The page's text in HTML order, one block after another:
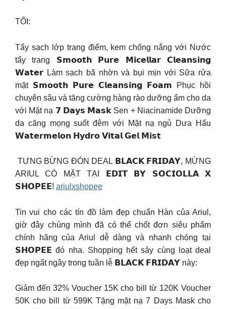
TỐI:
Tẩy sạch lớp trang điểm, kem chống nắng với Nước
tẩy trang 𝗦𝗺𝗼𝗼𝘁𝗵 𝗣𝘂𝗿𝗲 𝗠𝗶𝗰𝗲𝗹𝗹𝗮𝗿 𝗖𝗹𝗲𝗮𝗻𝘀𝗶𝗻𝗴
𝗪𝗮𝘁𝗲𝗿 Làm sạch bã nhờn và bụi mịn với Sữa rửa
mặt 𝗦𝗺𝗼𝗼𝘁𝗵 𝗣𝘂𝗿𝗲 𝗖𝗹𝗲𝗮𝗻𝘀𝗶𝗻𝗴 𝗙𝗼𝗮𝗺 Phục hồi
chuyên sâu và tăng cường hàng rào dưỡng ẩm cho da
với Mặt nạ 𝟳 𝗗𝗮𝘆𝘀 𝗠𝗮𝘀𝗸 Sen + Niacinamide Dưỡng
da căng mọng suốt đêm với Mặt nạ ngủ Dưa Hấu
𝗪𝗮𝘁𝗲𝗿𝗺𝗲𝗹𝗼𝗻 𝗛𝘆𝗱𝗿𝗼 𝗩𝗶𝘁𝗮𝗹 𝗚𝗲𝗹 𝗠𝗶𝘀𝘁
️ TƯNG BỪNG ĐÓN DEAL 𝗕𝗟𝗔𝗖𝗞 𝗙𝗥𝗜𝗗𝗔𝗬, MỪNG
ARIUL CÓ MẶT TẠI 𝗘𝗗𝗜𝗧 𝗕𝗬 𝗦𝗢𝗖𝗜𝗢𝗟𝗟𝗔 𝗫
𝗦𝗛𝗢𝗣𝗘𝗘! ️ ariulxshopee
Tin vui cho các tín đồ làm đẹp chuẩn Hàn của Ariul,
giờ đây chúng mình đã có thể chốt đơn siêu phẩm
chính hãng của Ariul dễ dàng và nhanh chóng tại
𝗦𝗛𝗢𝗣𝗘𝗘 đó nha. Shopping hết sảy cùng loạt deal
đẹp ngất ngây trong tuần lễ 𝗕𝗟𝗔𝗖𝗞 𝗙𝗥𝗜𝗗𝗔𝗬 này:
Giảm đến 32% Voucher 15K cho bill từ 120K Voucher
50K cho bill từ 599K Tặng mặt nạ 7 Days Mask cho